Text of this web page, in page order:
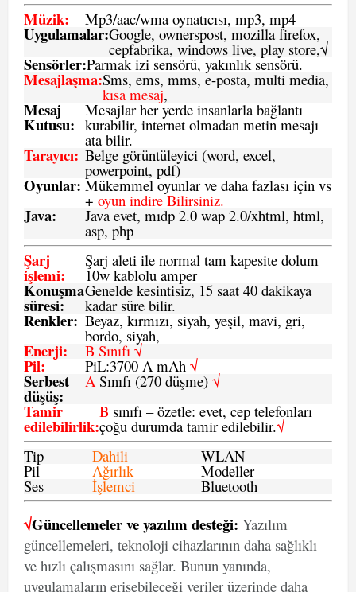
Müzik: Mp3/aac/wma oynatıcısı, mp3, mp4
Uygulamalar:Google, ownerspost, mozilla firefox,
cepfabrika, windows live, play store,√
Sensörler:Parmak izi sensörü, yakınlık sensörü.
Mesajlaşma:Sms, ems, mms, e-posta, multi media,
kısa mesaj,
Mesaj
Kutusu:
Mesajlar her yerde insanlarla bağlantı
kurabilir, internet olmadan metin mesajı
ata bilir.
Tarayıcı: Belge görüntüleyici (word, excel,
powerpoint, pdf)
Oyunlar: Mükemmel oyunlar ve daha fazlası için vs
+ oyun indire Bilirsiniz.
Java: Java evet, mıdp 2.0 wap 2.0/xhtml, html,
asp, php
Şarj
işlemi:
Şarj aleti ile normal tam kapesite dolum
10w kablolu amper
Konuşma
süresi:
Genelde kesintisiz, 15 saat 40 dakikaya
kadar süre bilir.
Renkler: Beyaz, kırmızı, siyah, yeşil, mavi, gri,
bordo, siyah,
Enerji: B Sınıfı √
Pil: PiL:3700 A mAh √
Serbest
düşüş:
ASınıfı (270 düşme) √
Tamir
edilebilirlik:
B sınıfı – özetle: evet, cep telefonları
çoğu durumda tamir edilebilir.√
Tip
Dahili WLAN
Pil Ağırlık Modeller
Ses İşlemci Bluetooth
√Güncellemeler ve yazılım desteği: Yazılım
güncellemeleri, teknoloji cihazlarının daha sağlıklı
ve hızlı çalışmasını sağlar. Bunun yanında,
uygulamaların erişebileceği veriler üzerinde daha